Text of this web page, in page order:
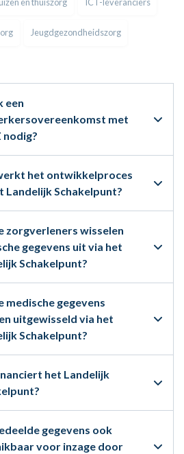
Jeugdgezondheidszorg
een
met
nodig?
het ontwikkelproces
Landelijk Schakelpunt?
zorgverleners wisselen
gegevens uit via het
Schakelpunt?
medische gegevens
uitgewisseld via het
Schakelpunt?
het Landelijk
gegevens ook
voor inzage door